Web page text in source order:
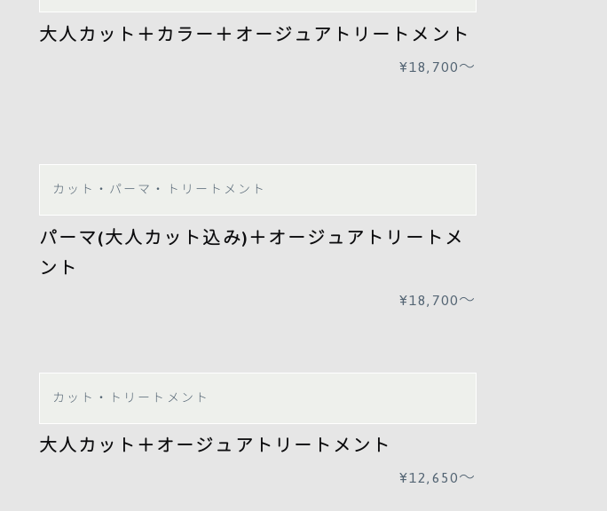
大人カット＋カラー＋オージュアトリートメント
¥18,700〜
カット・パーマ・トリートメント
パーマ(大人カット込み)＋オージュアトリートメ
ント
¥18,700〜
カット・トリートメント
大人カット＋オージュアトリートメント
¥12,650〜